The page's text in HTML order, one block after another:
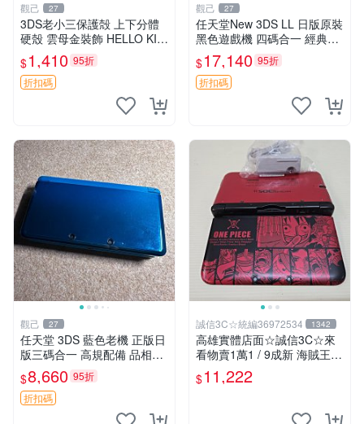
觀己 27
3DS老小三保護殻 上下分體
硬殼 雲母金裝飾 HELLO KIT
TY主題 超厚實非透氣設計 成
色極佳 正品未開封 新古如初
3DS 保護殼 hello
$1,410 95折
折扣碼
觀己 27
任天堂New 3DS LL 日版原裝
黑色遊戲機 四碼合一 經典款
式 兩片式螢幕 攝錄中古 此機
雙TN 屏老發黃 全部功能正常
避免爭議 新大三 白板
$17,140 95折
折扣碼
觀己 27
任天堂 3DS 藍色老機 正版日
版三碼合一 高規配備 品相優
良 5437 日版原裝 任天堂3D
S 老機 老化屏幕 網購推薦 54
37 日版 任天堂3DS
$8,660 95折
折扣碼
誠信3C☆統編36972534 1342
高雄實體店面☆誠信3C☆來
看物賣1萬1 / 9成新 海賊王
限定版 無改機 任天堂 3DS L
L 日規主機 二手功能正常 也
$11,222